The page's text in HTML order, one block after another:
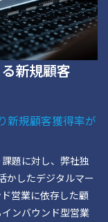
新規顧客
新規顧客獲得率が
題に対し、弊社独
かしたデジタルマー
営業に依存した顧
ンバウンド型営業